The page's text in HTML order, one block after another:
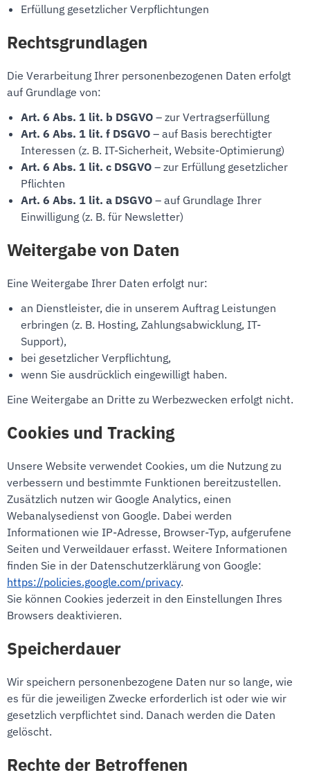
Erfüllung gesetzlicher Verpflichtungen
Rechtsgrundlagen
Die Verarbeitung Ihrer personenbezogenen Daten erfolgt
auf Grundlage von:
Art. 6 Abs. 1 lit. b DSGVO – zur Vertragserfüllung
Art. 6 Abs. 1 lit. f DSGVO – auf Basis berechtigter
Interessen (z. B. IT-Sicherheit, Website-Optimierung)
Art. 6 Abs. 1 lit. c DSGVO – zur Erfüllung gesetzlicher
Pflichten
Art. 6 Abs. 1 lit. a DSGVO – auf Grundlage Ihrer
Einwilligung (z. B. für Newsletter)
Weitergabe von Daten
Eine Weitergabe Ihrer Daten erfolgt nur:
an Dienstleister, die in unserem Auftrag Leistungen
erbringen (z. B. Hosting, Zahlungsabwicklung, IT-
Support),
bei gesetzlicher Verpflichtung,
wenn Sie ausdrücklich eingewilligt haben.
Eine Weitergabe an Dritte zu Werbezwecken erfolgt nicht.
Cookies und Tracking
Unsere Website verwendet Cookies, um die Nutzung zu
verbessern und bestimmte Funktionen bereitzustellen.
Zusätzlich nutzen wir Google Analytics, einen
Webanalysedienst von Google. Dabei werden
Informationen wie IP-Adresse, Browser-Typ, aufgerufene
Seiten und Verweildauer erfasst. Weitere Informationen
finden Sie in der Datenschutzerklärung von Google:
https://policies.google.com/privacy.
Sie können Cookies jederzeit in den Einstellungen Ihres
Browsers deaktivieren.
Speicherdauer
Wir speichern personenbezogene Daten nur so lange, wie
es für die jeweiligen Zwecke erforderlich ist oder wie wir
gesetzlich verpflichtet sind. Danach werden die Daten
gelöscht.
Rechte der Betroffenen